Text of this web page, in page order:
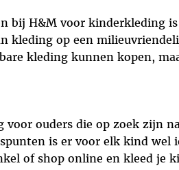
bij H&M voor kinderkleding
kleding op een
kleding kunnen kopen,
voor ouders die op zoek zijn
is er voor elk kind wel
of shop online en kleed je